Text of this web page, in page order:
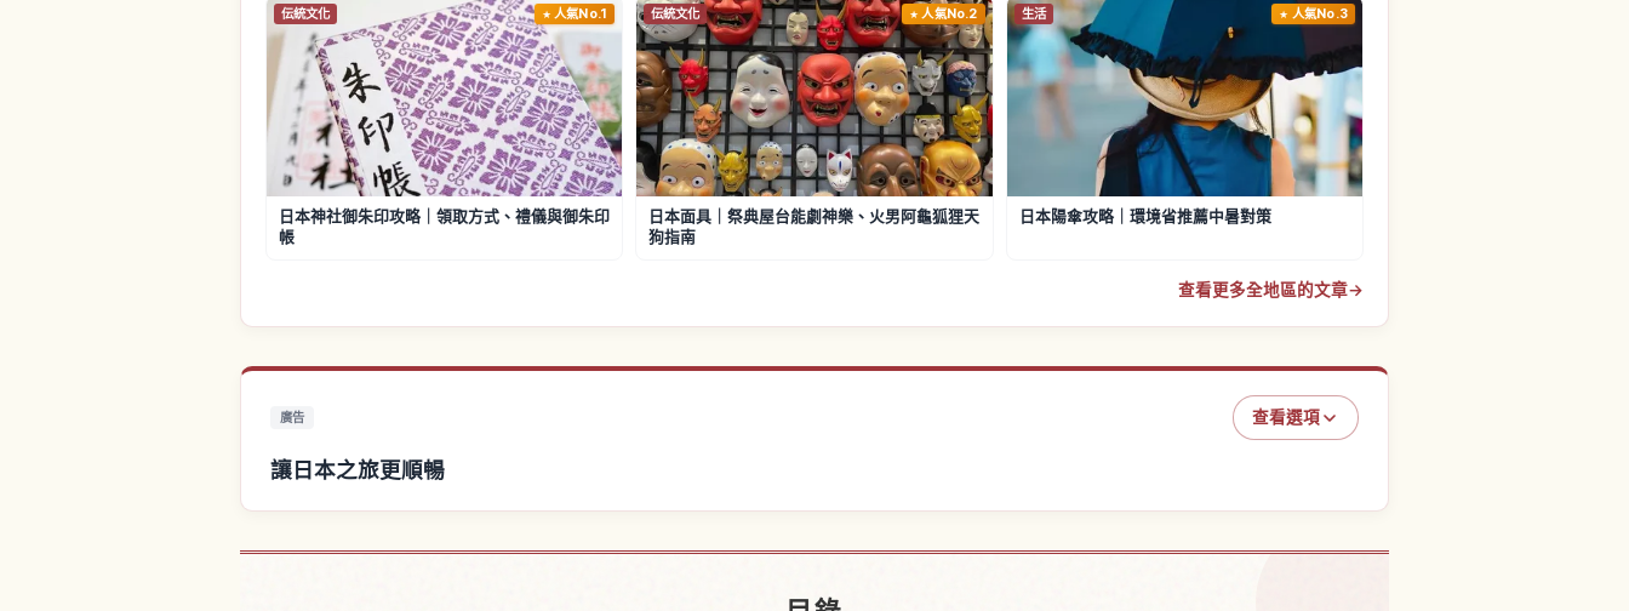
伝統文化 人氣No.1
日本神社御朱印攻略｜領取方式、禮儀與御朱印
帳
伝統文化 人氣No.2
日本面具｜祭典屋台能劇神樂、火男阿龜狐狸天
狗指南
生活 人氣No.3
日本陽傘攻略｜環境省推薦中暑對策
查看更多全地區的文章→
廣告 查看選項
讓日本之旅更順暢